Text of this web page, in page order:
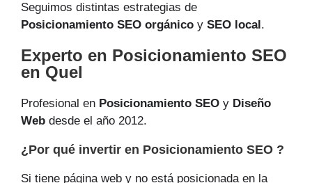
Seguimos distintas estrategias de
Posicionamiento SEO orgánico y SEO local .
Experto en Posicionamiento SEO
en Quel
Profesional en Posicionamiento SEO y Diseño
Web desde el año 2012.
¿Por qué invertir en Posicionamiento SEO ?
Si tiene página web y no está posicionada en la